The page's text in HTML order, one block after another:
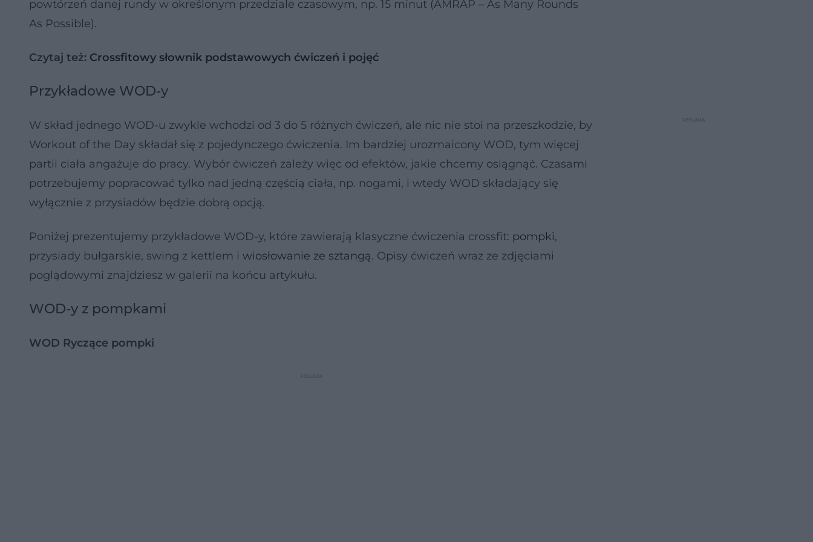
powtórzeń danej rundy w określonym przedziale czasowym, np. 15 minut (AMRAP – As Many Rounds
As Possible).
Czytaj też: Crossfitowy słownik podstawowych ćwiczeń i pojęć
Przykładowe WOD-y
W skład jednego WOD-u zwykle wchodzi od 3 do 5 różnych ćwiczeń, ale nic nie stoi na przeszkodzie, by
Workout of the Day składał się z pojedynczego ćwiczenia. Im bardziej urozmaicony WOD, tym więcej
partii ciała angażuje do pracy. Wybór ćwiczeń zależy więc od efektów, jakie chcemy osiągnąć. Czasami
potrzebujemy popracować tylko nad jedną częścią ciała, np. nogami, i wtedy WOD składający się
wyłącznie z przysiadów będzie dobrą opcją.
Poniżej prezentujemy przykładowe WOD-y, które zawierają klasyczne ćwiczenia crossfit: pompki,
przysiady bułgarskie, swing z kettlem i wiosłowanie ze sztangą. Opisy ćwiczeń wraz ze zdjęciami
poglądowymi znajdziesz w galerii na końcu artykułu.
WOD-y z pompkami
WOD Ryczące pompki